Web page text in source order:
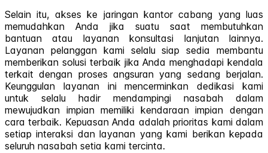
Selain itu, akses ke jaringan kantor cabang yang luas
memudahkan Anda jika suatu saat membutuhkan
bantuan atau layanan konsultasi lanjutan lainnya.
Layanan pelanggan kami selalu siap sedia membantu
memberikan solusi terbaik jika Anda menghadapi kendala
terkait dengan proses angsuran yang sedang berjalan.
Keunggulan layanan ini mencerminkan dedikasi kami
untuk selalu hadir mendampingi nasabah dalam
mewujudkan impian memiliki kendaraan impian dengan
cara terbaik. Kepuasan Anda adalah prioritas kami dalam
setiap interaksi dan layanan yang kami berikan kepada
seluruh nasabah setia kami tercinta.